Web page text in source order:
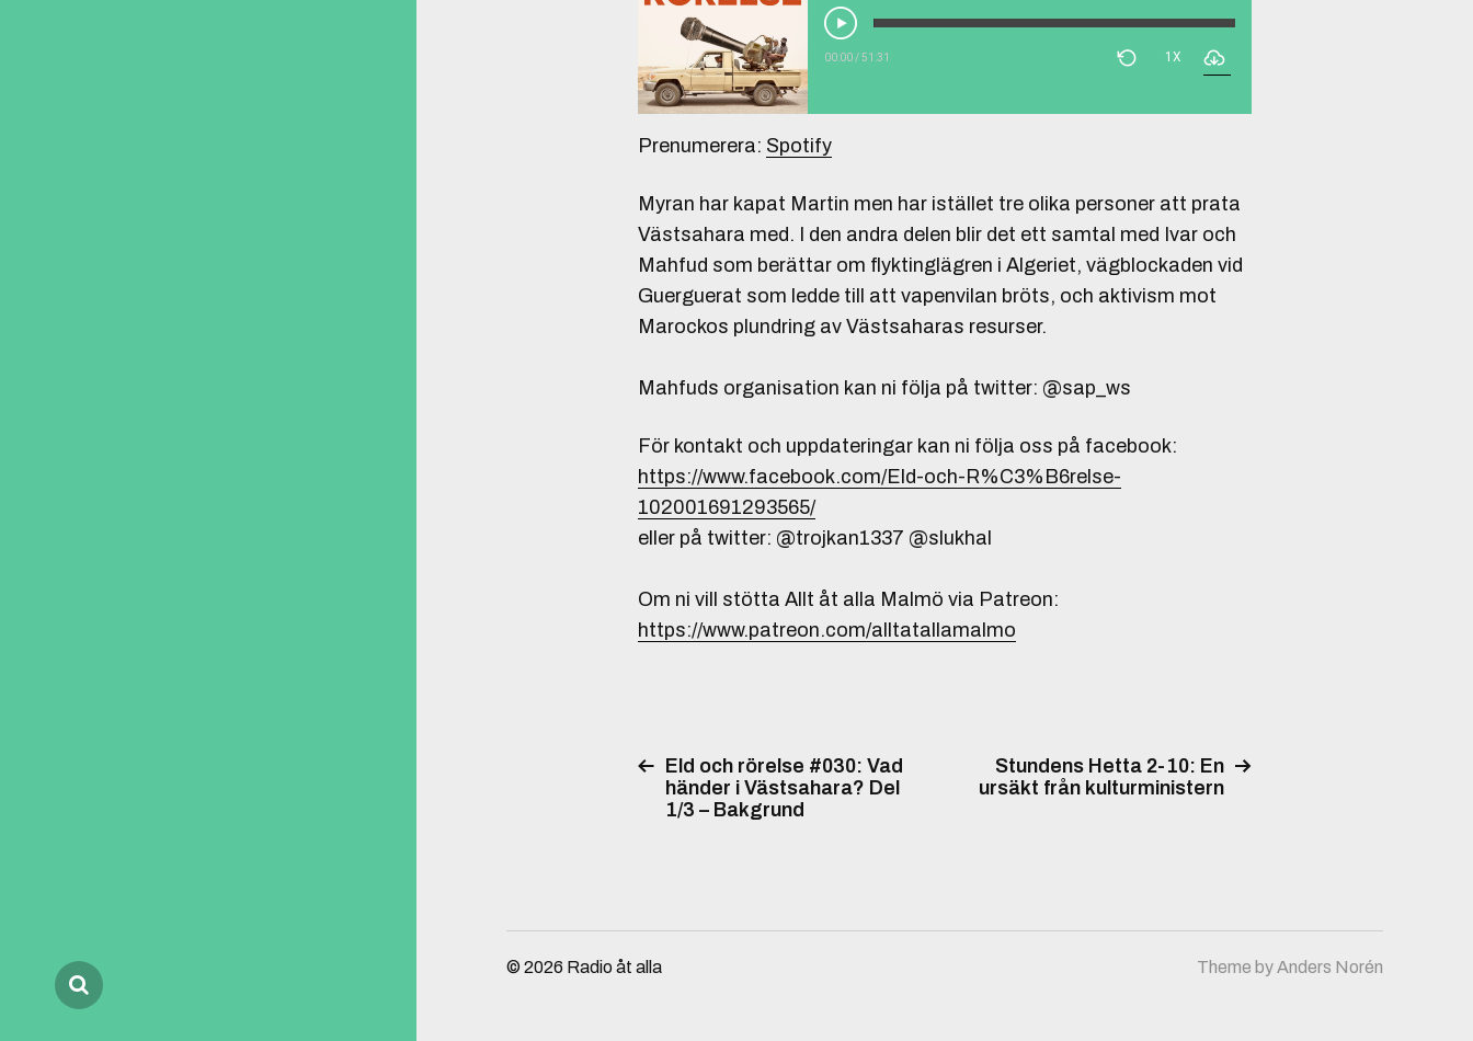
00:00/51:31 1X
Prenumerera: Spotify
Myran har kapat Martin men har istället tre olika personer att prata
Västsahara med. I den andra delen blir det ett samtal med Ivar och
Mahfud som berättar om flyktinglägren i Algeriet, vägblockaden vid
Guerguerat som ledde till att vapenvilan bröts, och aktivism mot
Marockos plundring av Västsaharas resurser.
Mahfuds organisation kan ni följa på twitter: @sap_ws
För kontakt och uppdateringar kan ni följa oss på facebook:
https://www.facebook.com/Eld-och-R%C3%B6relse-
102001691293565/
eller på twitter: @trojkan1337 @slukhal
Om ni vill stötta Allt åt alla Malmö via Patreon:
https://www.patreon.com/alltatallamalmo
Eld och rörelse #030: Vad
händer i Västsahara? Del
1/3 – Bakgrund
Stundens Hetta 2-10: En
ursäkt från kulturministern
© 2026 Radio åt alla Theme byAnders Norén